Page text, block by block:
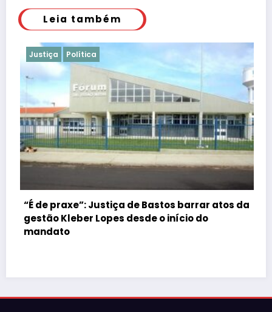
Leia também
barrar atos da
do